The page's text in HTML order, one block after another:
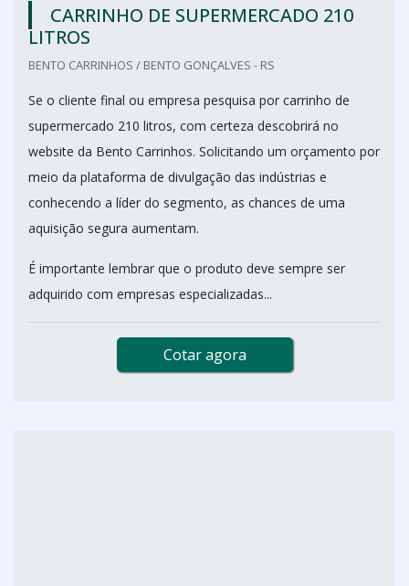
CARRINHO DE SUPERMERCADO 210
LITROS
BENTO CARRINHOS / BENTO GONÇALVES - RS
Se o cliente final ou empresa pesquisa por carrinho de
supermercado 210 litros, com certeza descobrirá no
website da Bento Carrinhos. Solicitando um orçamento por
meio da plataforma de divulgação das indústrias e
conhecendo a líder do segmento, as chances de uma
aquisição segura aumentam.
É importante lembrar que o produto deve sempre ser
adquirido com empresas especializadas...
Cotar agora